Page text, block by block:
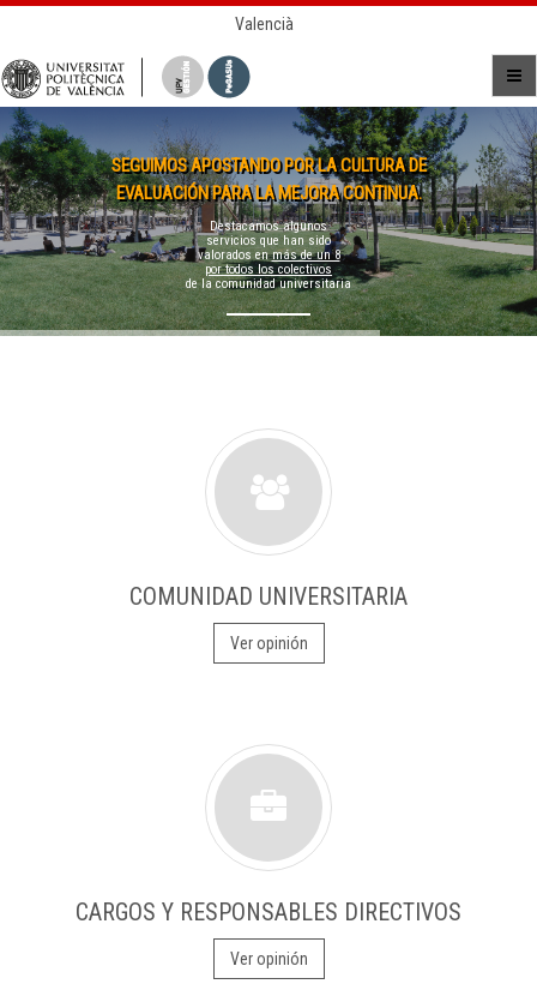
Valencià
SEGUIMOS APOSTANDO POR LA CULTURA DE
EVALUACIÓN PARA LA MEJORA CONTINUA.
Destacamos algunos
servicios que han sido
valorados enmás de un 8
por todos los colectivos
de la comunidad universitaria
COMUNIDAD UNIVERSITARIA
Ver opinión
CARGOS Y RESPONSABLES DIRECTIVOS
Ver opinión